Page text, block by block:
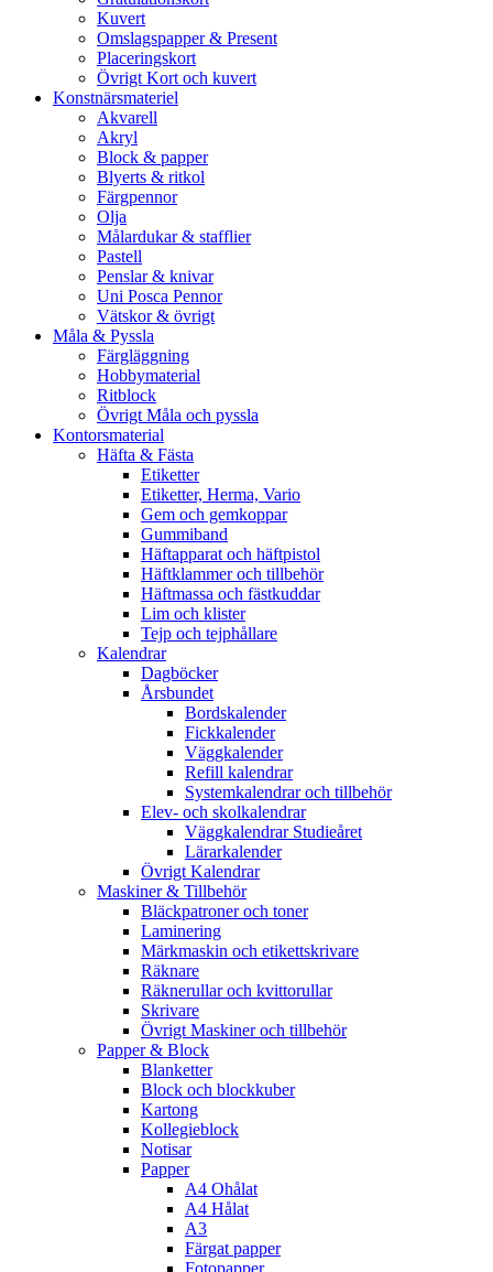
Kuvert
Omslagspapper & Present
Placeringskort
Övrigt Kort och kuvert
Konstnärsmateriel
Akvarell
Akryl
Block & papper
Blyerts & ritkol
Färgpennor
Olja
Målardukar & stafflier
Pastell
Penslar & knivar
Uni Posca Pennor
Vätskor & övrigt
Måla & Pyssla
Färgläggning
Hobbymaterial
Ritblock
Övrigt Måla och pyssla
Kontorsmaterial
Häfta & Fästa
Etiketter
Etiketter, Herma, Vario
Gem och gemkoppar
Gummiband
Häftapparat och häftpistol
Häftklammer och tillbehör
Häftmassa och fästkuddar
Lim och klister
Tejp och tejphållare
Kalendrar
Dagböcker
Årsbundet
Bordskalender
Fickkalender
Väggkalender
Refill kalendrar
Systemkalendrar och tillbehör
Elev- och skolkalendrar
Väggkalendrar Studieåret
Lärarkalender
Övrigt Kalendrar
Maskiner & Tillbehör
Bläckpatroner och toner
Laminering
Märkmaskin och etikettskrivare
Räknare
Räknerullar och kvittorullar
Skrivare
Övrigt Maskiner och tillbehör
Papper & Block
Blanketter
Block och blockkuber
Kartong
Kollegieblock
Notisar
Papper
A4 Ohålat
A4 Hålat
A3
Färgat papper
Fotopapper